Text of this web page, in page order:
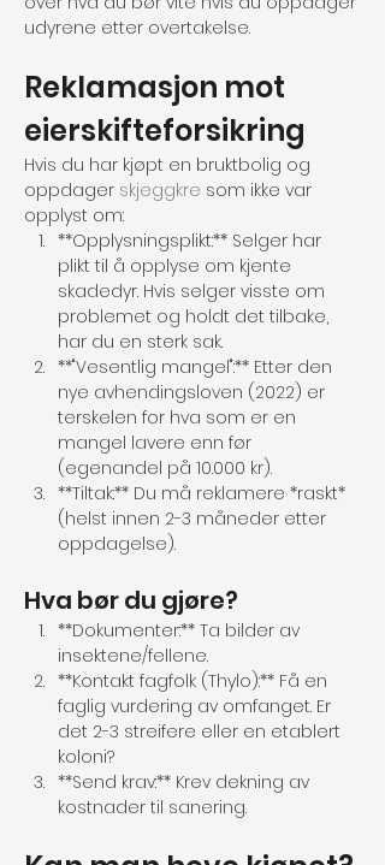
udyrene etter overtakelse.
Reklamasjon mot
eierskifteforsikring
Hvis du har kjøpt en bruktbolig og
oppdager skjeggkre som ikke var
opplyst om:
**Opplysningsplikt:** Selger har
plikt til å opplyse om kjente
skadedyr. Hvis selger visste om
problemet og holdt det tilbake,
har du en sterk sak.
**"Vesentlig mangel":** Etter den
nye avhendingsloven (2022) er
terskelen for hva som er en
mangel lavere enn før
(egenandel på 10.000 kr).
**Tiltak:** Du må reklamere *raskt*
(helst innen 2-3 måneder etter
oppdagelse).
Hva bør du gjøre?
**Dokumenter:** Ta bilder av
insektene/fellene.
**Kontakt fagfolk (Thylo):** Få en
faglig vurdering av omfanget. Er
det 2-3 streifere eller en etablert
koloni?
**Send krav:** Krev dekning av
kostnader til sanering.